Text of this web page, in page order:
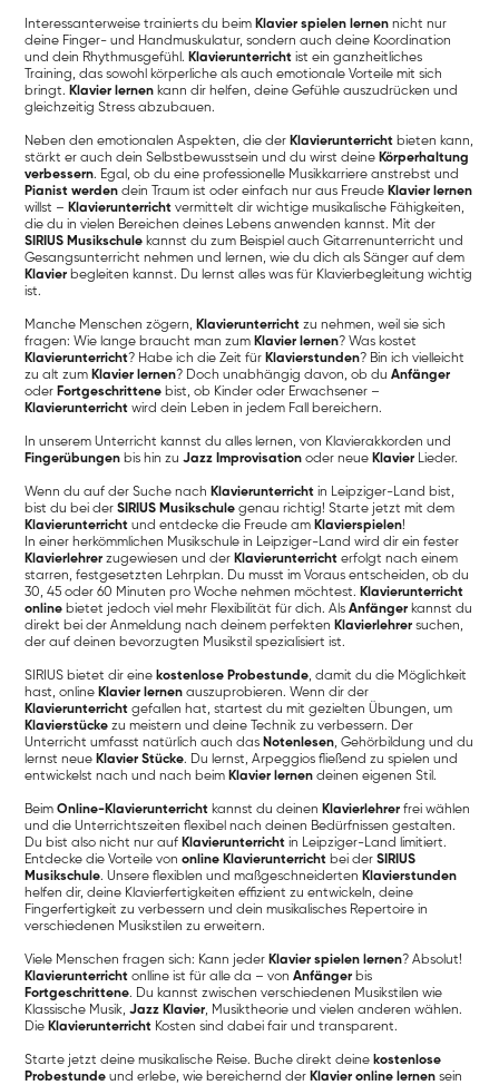
Interessanterweise trainierts du beim Klavier spielen lernen nicht nur
deine Finger- und Handmuskulatur, sondern auch deine Koordination
und dein Rhythmusgefühl. Klavierunterricht ist ein ganzheitliches
Training, das sowohl körperliche als auch emotionale Vorteile mit sich
bringt. Klavier lernen kann dir helfen, deine Gefühle auszudrücken und
gleichzeitig Stress abzubauen.
Neben den emotionalen Aspekten, die der Klavierunterricht bieten kann,
stärkt er auch dein Selbstbewusstsein und du wirst deine Körperhaltung
verbessern. Egal, ob du eine professionelle Musikkarriere anstrebst und
Pianist werden dein Traum ist oder einfach nur aus Freude Klavier lernen
willst – Klavierunterricht vermittelt dir wichtige musikalische Fähigkeiten,
die du in vielen Bereichen deines Lebens anwenden kannst. Mit der
SIRIUS Musikschule kannst du zum Beispiel auch Gitarrenunterricht und
Gesangsunterricht nehmen und lernen, wie du dich als Sänger auf dem
Klavier begleiten kannst. Du lernst alles was für Klavierbegleitung wichtig
ist.
Manche Menschen zögern, Klavierunterricht zu nehmen, weil sie sich
fragen: Wie lange braucht man zum Klavier lernen? Was kostet
Klavierunterricht? Habe ich die Zeit für Klavierstunden? Bin ich vielleicht
zu alt zum Klavier lernen? Doch unabhängig davon, ob duAnfänger
oder Fortgeschrittene bist, ob Kinder oder Erwachsener –
Klavierunterricht wird dein Leben in jedem Fall bereichern.
In unserem Unterricht kannst du alles lernen, von Klavierakkorden und
Fingerübungen bis hin zuJazz Improvisation oder neue Klavier Lieder.
Wenn du auf der Suche nach Klavierunterricht in Leipziger-Land bist,
bist du bei derSIRIUS Musikschule genau richtig! Starte jetzt mit dem
Klavierunterricht und entdecke die Freude am Klavierspielen!
In einer herkömmlichen Musikschule in Leipziger-Land wird dir ein fester
Klavierlehrer zugewiesen und der Klavierunterricht erfolgt nach einem
starren, festgesetzten Lehrplan. Du musst im Voraus entscheiden, ob du
30, 45 oder 60 Minuten pro Woche nehmen möchtest. Klavierunterricht
online bietet jedoch viel mehr Flexibilität für dich. AlsAnfänger kannst du
direkt bei der Anmeldung nach deinem perfekten Klavierlehrer suchen,
der auf deinen bevorzugten Musikstil spezialisiert ist.
SIRIUS bietet dir eine kostenlose Probestunde, damit du die Möglichkeit
hast, online Klavier lernen auszuprobieren. Wenn dir der
Klavierunterricht gefallen hat, startest du mit gezielten Übungen, um
Klavierstücke zu meistern und deine Technik zu verbessern. Der
Unterricht umfasst natürlich auch das Notenlesen, Gehörbildung und du
lernst neue Klavier Stücke. Du lernst, Arpeggios fließend zu spielen und
entwickelst nach und nach beim Klavier lernen deinen eigenen Stil.
BeimOnline-Klavierunterricht kannst du deinen Klavierlehrer frei wählen
und die Unterrichtszeiten flexibel nach deinen Bedürfnissen gestalten.
Du bist also nicht nur auf Klavierunterricht in Leipziger-Land limitiert.
Entdecke die Vorteile vononline Klavierunterricht bei derSIRIUS
Musikschule. Unsere flexiblen und maßgeschneiderten Klavierstunden
helfen dir, deine Klavierfertigkeiten effizient zu entwickeln, deine
Fingerfertigkeit zu verbessern und dein musikalisches Repertoire in
verschiedenen Musikstilen zu erweitern.
Viele Menschen fragen sich: Kann jeder Klavier spielen lernen? Absolut!
Klavierunterricht onlline ist für alle da – vonAnfänger bis
Fortgeschrittene. Du kannst zwischen verschiedenen Musikstilen wie
Klassische Musik,Jazz Klavier, Musiktheorie und vielen anderen wählen.
Die Klavierunterricht Kosten sind dabei fair und transparent.
Starte jetzt deine musikalische Reise. Buche direkt deine kostenlose
Probestunde und erlebe, wie bereichernd der Klavier online lernen sein